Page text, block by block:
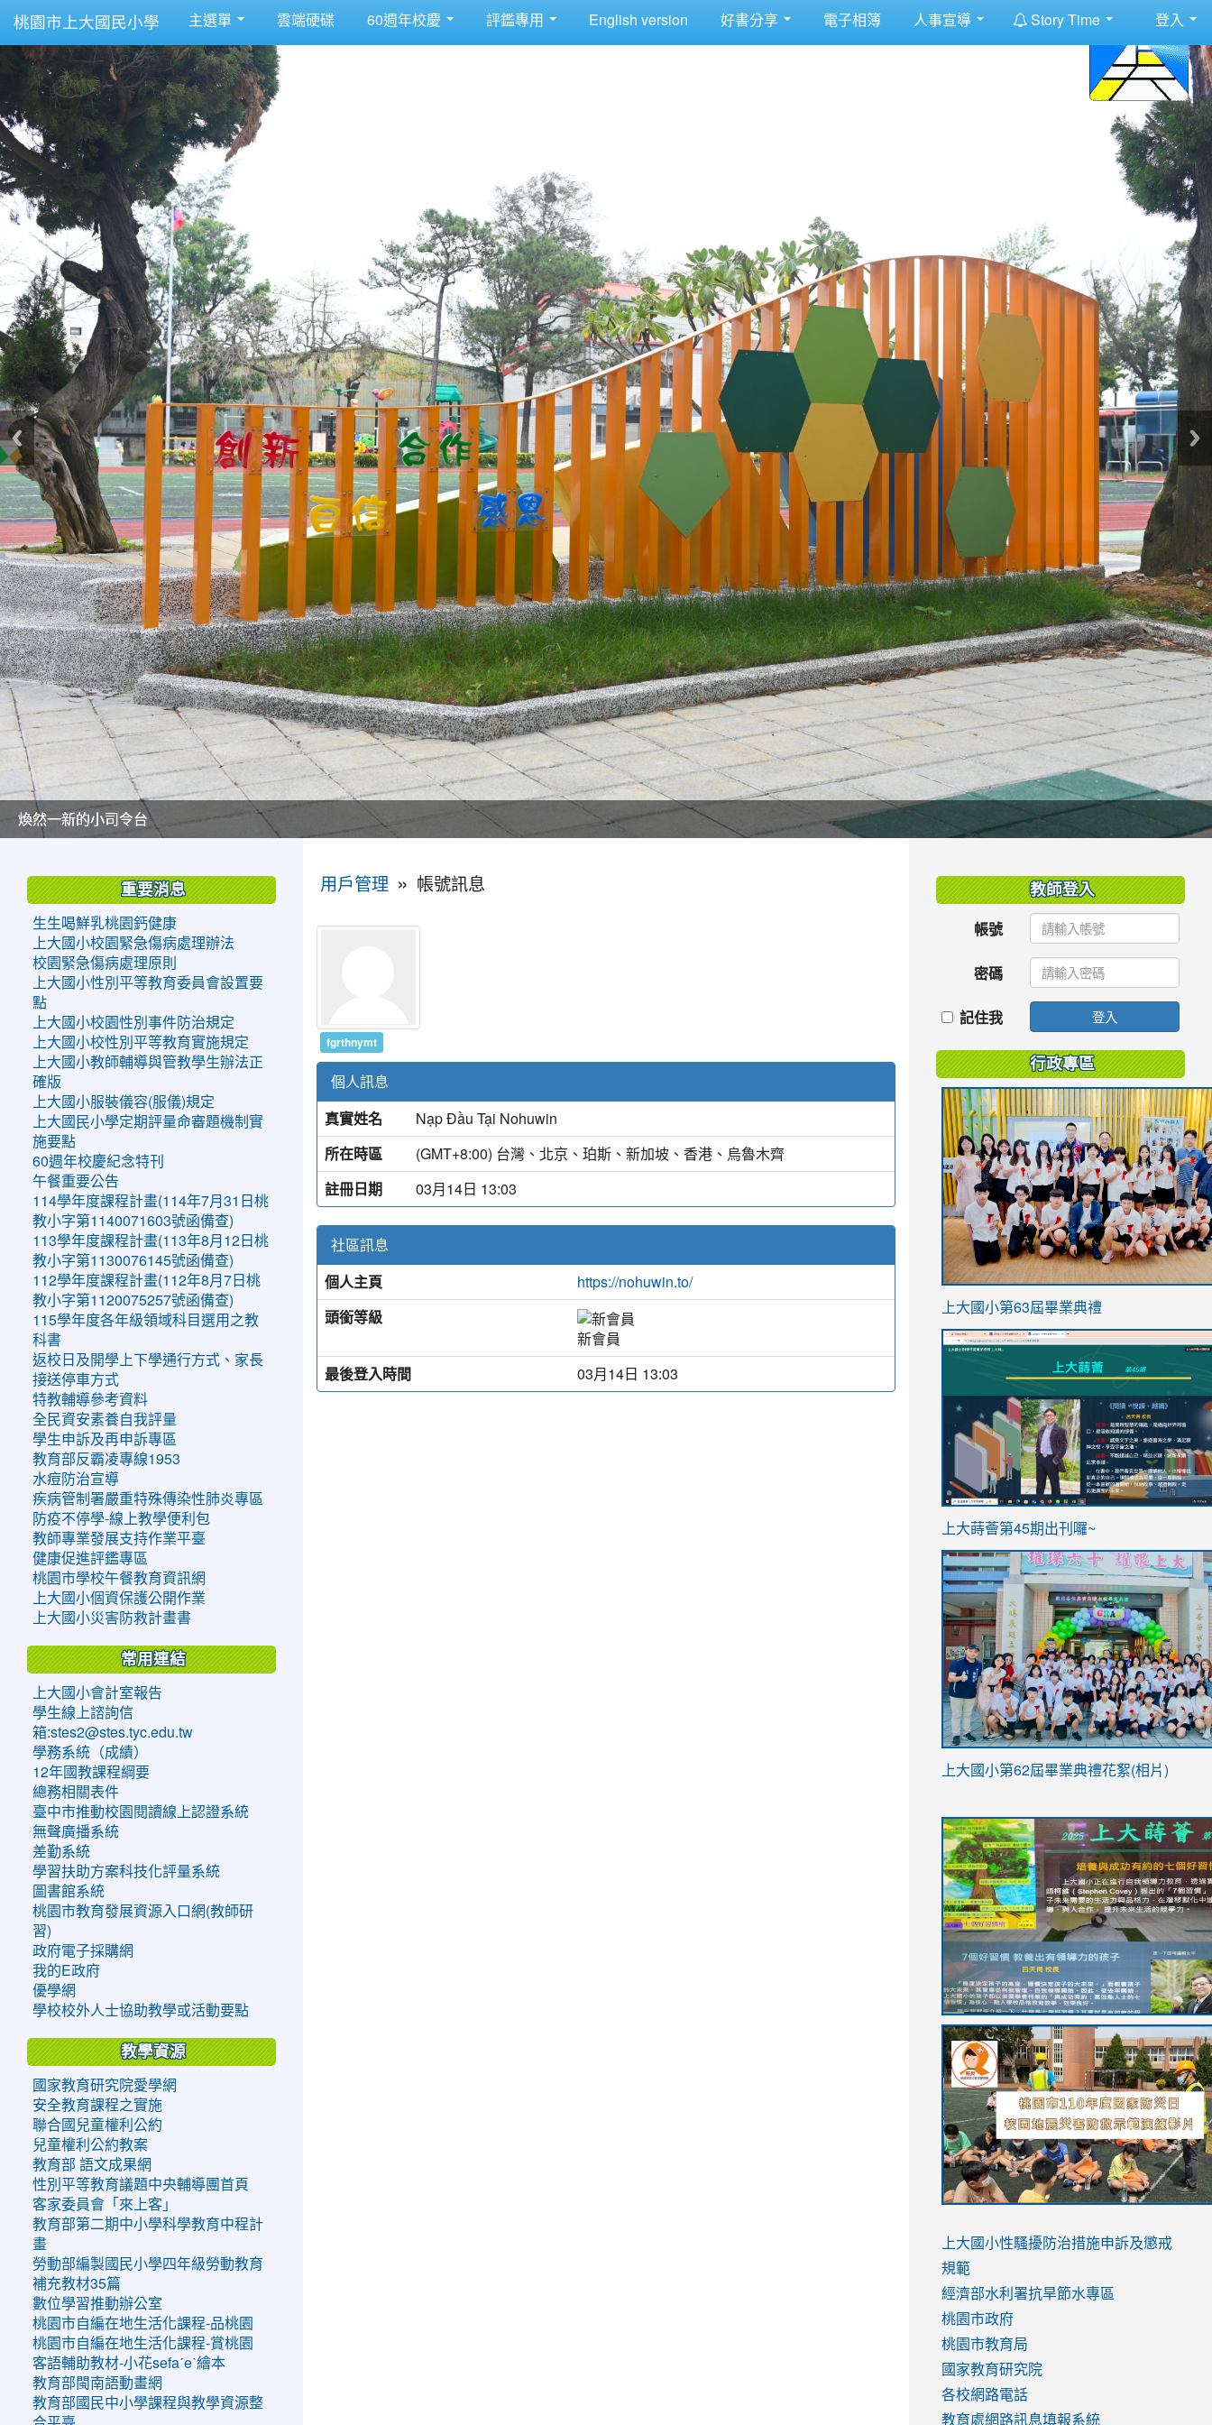
桃園市上大國民小學 主選單 雲端硬碟 60週年校慶 評鑑專用 English version 好書分享 電子相簿 人事宣導 Story Time 登入
美麗的操場是我們活力的來源
美麗的操場是我們活力的來源
煥然一新的小司令台
煥然一新的小司令台
富含桃園埤塘田園風光意象的中廊
富含桃園埤塘田園風光意象的中廊
嶄新的中庭廣場
嶄新的中庭廣場
水生池生生不息
水生池生生不息
用戶管理 » 帳號訊息
fgrthnymt
個人訊息
真實姓名
Nạp Đầu Tại Nohuwin
所在時區
(GMT+8:00) 台灣、北京、珀斯、新加坡、香港、烏魯木齊
註冊日期
03月14日 13:03
社區訊息
個人主頁
https://nohuwin.to/
頭銜等級
新會員
最後登入時間
03月14日 13:03
重要消息
生生喝鮮乳桃園鈣健康
上大國小校園緊急傷病處理辦法
校園緊急傷病處理原則
上大國小性別平等教育委員會設置要
點
上大國小校園性別事件防治規定
上大國小校性別平等教育實施規定
上大國小教師輔導與管教學生辦法正
確版
上大國小服裝儀容(服儀)規定
上大國民小學定期評量命審題機制實
施要點
60週年校慶紀念特刊
午餐重要公告
114學年度課程計畫(114年7月31日桃
教小字第1140071603號函備查)
113學年度課程計畫(113年8月12日桃
教小字第1130076145號函備查)
112學年度課程計畫(112年8月7日桃
教小字第1120075257號函備查)
115學年度各年級領域科目選用之教
科書
返校日及開學上下學通行方式、家長
接送停車方式
特教輔導參考資料
全民資安素養自我評量
學生申訴及再申訴專區
教育部反霸凌專線1953
水痘防治宣導
疾病管制署嚴重特殊傳染性肺炎專區
防疫不停學-線上教學便利包
教師專業發展支持作業平臺
健康促進評鑑專區
桃園市學校午餐教育資訊網
上大國小個資保護公開作業
上大國小災害防救計畫書
常用連結
上大國小會計室報告
學生線上諮詢信
箱:stes2@stes.tyc.edu.tw
學務系統（成績）
12年國教課程綱要
總務相關表件
臺中市推動校園閱讀線上認證系統
無聲廣播系統
差勤系統
學習扶助方案科技化評量系統
圖書館系統
桃園市教育發展資源入口網(教師研
習)
政府電子採購網
我的E政府
優學網
學校校外人士協助教學或活動要點
教學資源
國家教育研究院愛學網
安全教育課程之實施
聯合國兒童權利公約
兒童權利公約教案
教育部 語文成果網
性別平等教育議題中央輔導團首頁
客家委員會「來上客」
教育部第二期中小學科學教育中程計
畫
勞動部編製國民小學四年級勞動教育
補充教材35篇
數位學習推動辦公室
桃園市自編在地生活化課程-品桃園
桃園市自編在地生活化課程-賞桃園
客語輔助教材-小花sefaˊeˋ繪本
教育部閩南語動畫網
教育部國民中小學課程與教學資源整
教師登入
帳號
密碼
記住我 登入
行政專區
link
https://sites.google.com/stes.tyc.edu.tw/
上大國小第63屆畢業典禮
link
ink
https://sites.google.com/stes.tyc.edu.tw/
link
https://sites.google.com/stes.tyc.edu.tw/
上大蒔薈第45期出刊囉~
link
YfDQppRvyMk686kIw6SBbssEIZ6WnT/
usp=sharing
上大國小第62屆畢業典禮花絮(相片)
to
https://drive.google.com/file/d/1I-
YfDQppRvyMk686kIw6SBbssEIZ6WnT/
usp=sharing
to
https://sites.google.com/stes.tyc.edu.tw/
link
to
https://sites.google.com/stes.tyc.edu.tw/
link
to
https://drive.google.com/file/d/
usp=sharing
link
to
https://youtu.be/jJOMVWY3-
8M
link
to
https://drive.google.com/file/d/
usp=sharing
to
https://www.youtube.com/watch?
v=hC_gdZndU9s
to
https://www.youtube.com/watch?
v=hC_gdZndU9s
link
to
https://www.youtube.com/watch?
v=mfpNykQ0g4M
上大國小性騷擾防治措施申訴及懲戒
規範
經濟部水利署抗旱節水專區
桃園市政府
桃園市教育局
國家教育研究院
各校網路電話
教育處網路訊息填報系統